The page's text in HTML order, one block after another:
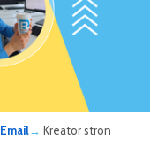
Email
Kreator stron